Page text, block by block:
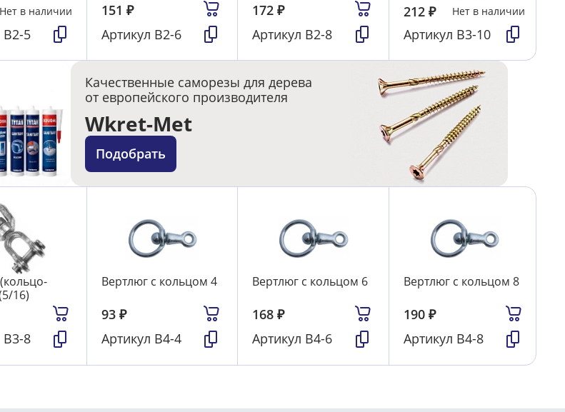
Нет в наличии
В2-5
151 ₽
Артикул В2-6
172₽
Артикул В2-8
212 ₽ Нет в наличии
Артикул В3-10
Качественные саморезы для дерева
от европейского производителя
Wkret-Met
Подобрать
16)
В3-8
Вертлюг с кольцом 4
93 ₽
Артикул В4-4
Вертлюг с кольцом 6
168₽
Артикул В4-6
Вертлюг с кольцом 8
190 ₽
Артикул В4-8